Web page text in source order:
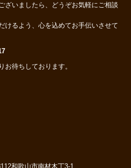
ざいましたら、どうぞお気軽にご相談
けるよう、心を込めてお手伝いさせて
お待ちしております。
和歌山市南材木丁3-1